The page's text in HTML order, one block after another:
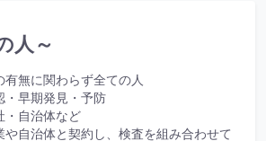
人～
有無に関わらず全ての人
・早期発見・予防
・自治体など
や自治体と契約し、検査を組み合わせて